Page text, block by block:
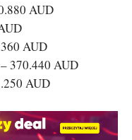
AUD
AUD
370.440 AUD
AUD